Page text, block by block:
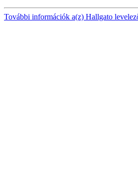
További információk a(z) Hallgato